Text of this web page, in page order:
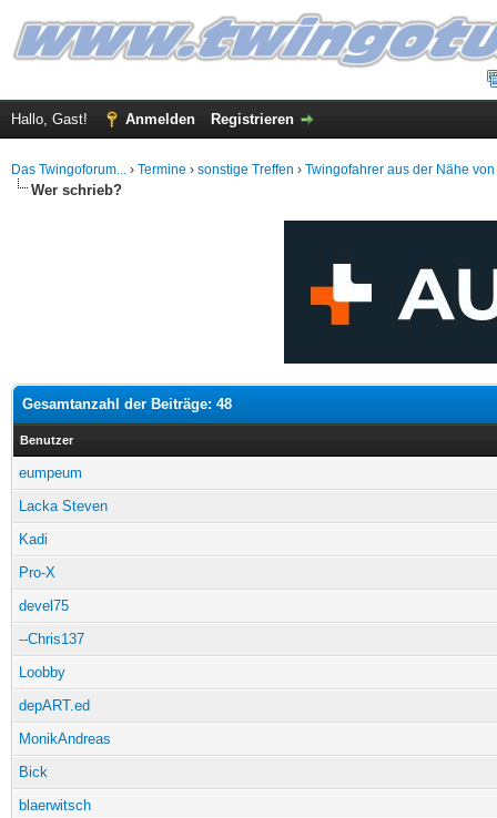
Hallo, Gast! Anmelden Registrieren
Das Twingoforum... › Termine › sonstige Treffen › Twingofahrer aus der Nähe
Wer schrieb?
Gesamtanzahl der Beiträge: 48
Benutzer
eumpeum
Lacka Steven
Kadi
Pro-X
devel75
--Chris137
Loobby
depART.ed
MonikAndreas
Bick
blaerwitsch